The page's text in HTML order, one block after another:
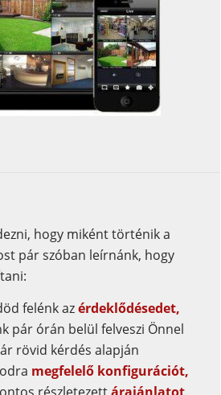
hogy miként történik a
pár szóban leírnánk, hogy
felénk azérdeklődésedet,
pár órán belül felveszi Önnel
rövid kérdés alapján
megfelelő konfigurációt,